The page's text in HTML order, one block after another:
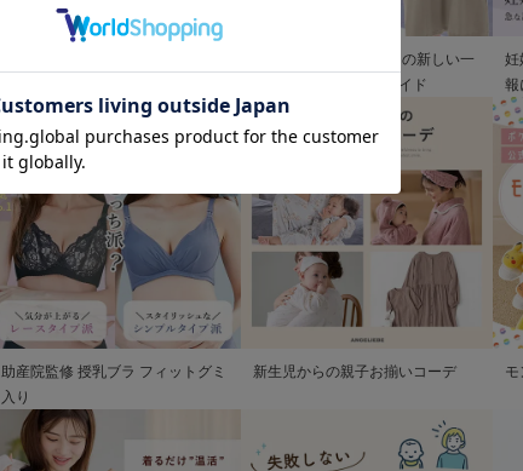
退院着特集 赤ちゃんとの新しい一
歩を彩るママの服装ガイド
妊
報
助産院監修 授乳ブラ フィットグミ
入り
新生児からの親子お揃いコーデ モ